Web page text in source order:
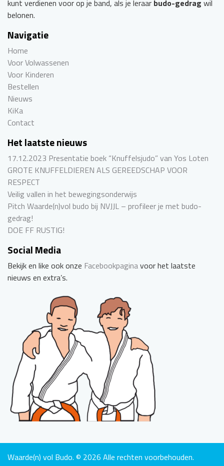
kunt verdienen voor op je band, als je leraar budo-gedrag wil
belonen.
Navigatie
Home
Voor Volwassenen
Voor Kinderen
Bestellen
Nieuws
KiKa
Contact
Het laatste nieuws
17.12.2023 Presentatie boek “Knuffelsjudo” van Yos Loten
GROTE KNUFFELDIEREN ALS GEREEDSCHAP VOOR
RESPECT
Veilig vallen in het bewegingsonderwijs
Pitch Waarde(n)vol budo bij NVJJL – profileer je met budo-
gedrag!
DOE FF RUSTIG!
Social Media
Bekijk en like ook onze Facebookpaginavoor het laatste
nieuws en extra’s.
Waarde(n) vol Budo. © 2026 Alle rechten voorbehouden.